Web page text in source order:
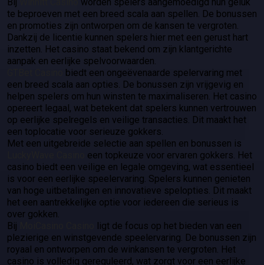
te beproeven met een breed scala aan spellen. De bonussen
en promoties zijn ontworpen om de kansen te vergroten.
Dankzij de licentie kunnen spelers hier met een gerust hart
inzetten. Het casino staat bekend om zijn klantgerichte
aanpak en eerlijke spelvoorwaarden.
biedt een ongeëvenaarde spelervaring met
een breed scala aan opties. De bonussen zijn vrijgevig en
helpen spelers om hun winsten te maximaliseren. Het casino
opereert legaal, wat betekent dat spelers kunnen vertrouwen
op eerlijke spelregels en veilige transacties. Dit maakt het
een toplocatie voor serieuze gokkers.
Met een uitgebreide selectie aan spellen en bonussen is
een topkeuze voor ervaren gokkers. Het
casino biedt een veilige en legale omgeving, wat essentieel
is voor een eerlijke speelervaring. Spelers kunnen genieten
van hoge uitbetalingen en innovatieve spelopties. Dit maakt
het een aantrekkelijke optie voor iedereen die serieus is
over gokken.
Bij
ligt de focus op het bieden van een
plezierige en winstgevende speelervaring. De bonussen zijn
royaal en ontworpen om de winkansen te vergroten. Het
casino is volledig gereguleerd, wat zorgt voor een eerlijke